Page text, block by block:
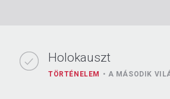
Holokauszt
TÖRTÉNELEM A MÁSODIK